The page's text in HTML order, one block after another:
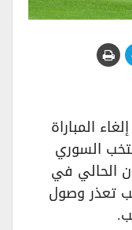
المباراة
السوري
9 من حزيران الحالي في
تعذر وصول